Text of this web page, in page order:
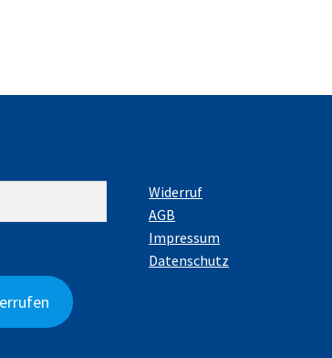
Widerruf
AGB
Impressum
Datenschutz